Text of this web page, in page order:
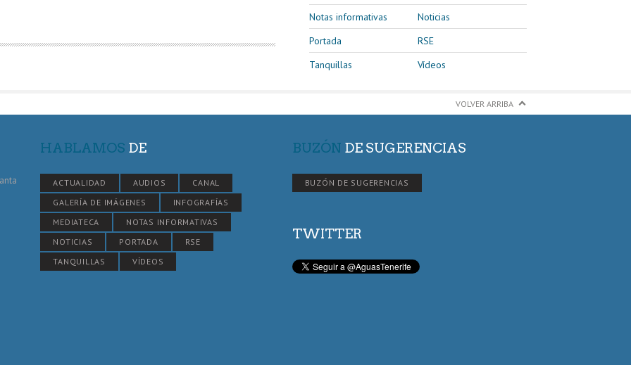
Notas informativas
Noticias
Portada
RSE
Tanquillas
Vídeos
VOLVER ARRIBA
HABLAMOS DE
ACTUALIDAD AUDIOS
CANAL
GALERÍA DE IMÁGENES
INFOGRAFÍAS
MEDIATECA
NOTAS INFORMATIVAS
NOTICIAS
PORTADA
RSE
TANQUILLAS
VÍDEOS
BUZÓN DE SUGERENCIAS
BUZÓN DE SUGERENCIAS
TWITTER